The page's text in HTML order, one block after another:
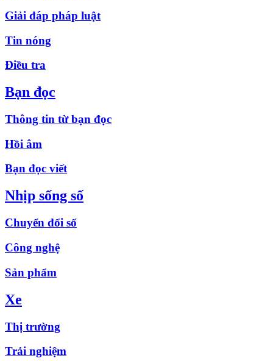
Giải đáp pháp luật
Tin nóng
Điều tra
Bạn đọc
Thông tin từ bạn đọc
Hồi âm
Bạn đọc viết
Nhịp sống số
Chuyển đổi số
Công nghệ
Sản phẩm
Xe
Thị trường
Trải nghiệm